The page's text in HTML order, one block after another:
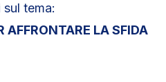
tema:
AFFRONTARE LA SFIDA